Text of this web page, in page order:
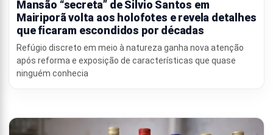
Mansão “secreta” de Silvio Santos em
Mairiporã volta aos holofotes e revela detalhes
que ficaram escondidos por décadas
Refúgio discreto em meio à natureza ganha nova atenção
após reforma e exposição de características que quase
ninguém conhecia